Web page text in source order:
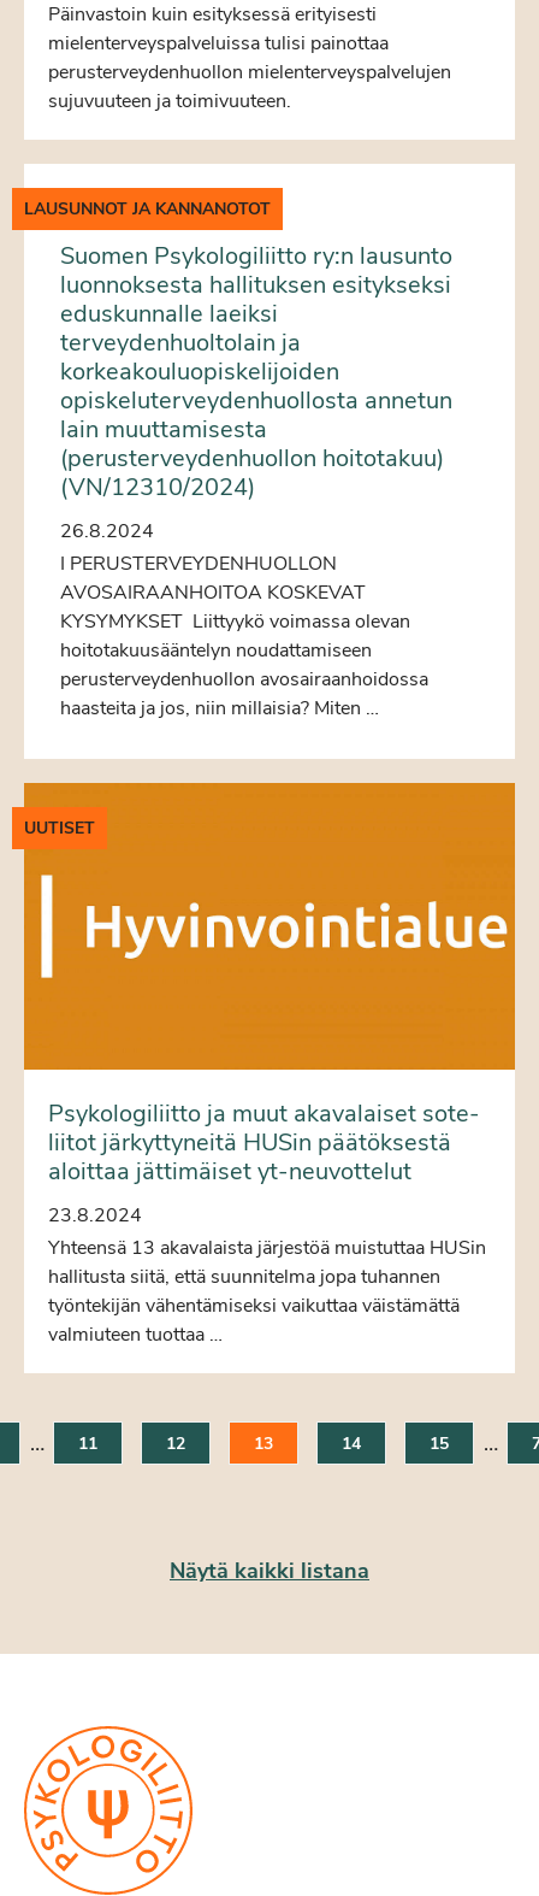
Päinvastoin kuin esityksessä erityisesti
mielenterveyspalveluissa tulisi painottaa
perusterveydenhuollon mielenterveyspalvelujen
sujuvuuteen ja toimivuuteen.
LAUSUNNOT JA KANNANOTOT
Suomen Psykologiliitto ry:n lausunto
luonnoksesta hallituksen esitykseksi
eduskunnalle laeiksi
terveydenhuoltolain ja
korkeakouluopiskelijoiden
opiskeluterveydenhuollosta annetun
lain muuttamisesta
(perusterveydenhuollon hoitotakuu)
(VN/12310/2024)
26.8.2024
I PERUSTERVEYDENHUOLLON
AVOSAIRAANHOITOA KOSKEVAT
KYSYMYKSET Liittyykö voimassa olevan
hoitotakuusääntelyn noudattamiseen
perusterveydenhuollon avosairaanhoidossa
haasteita ja jos, niin millaisia? Miten …
UUTISET
Psykologiliitto ja muut akavalaiset sote-
liitot järkyttyneitä HUSin päätöksestä
aloittaa jättimäiset yt-neuvottelut
23.8.2024
Yhteensä 13 akavalaista järjestöä muistuttaa HUSin
hallitusta siitä, että suunnitelma jopa tuhannen
työntekijän vähentämiseksi vaikuttaa väistämättä
valmiuteen tuottaa …
… 11 12 13 14 15 …
Näytä kaikki listana